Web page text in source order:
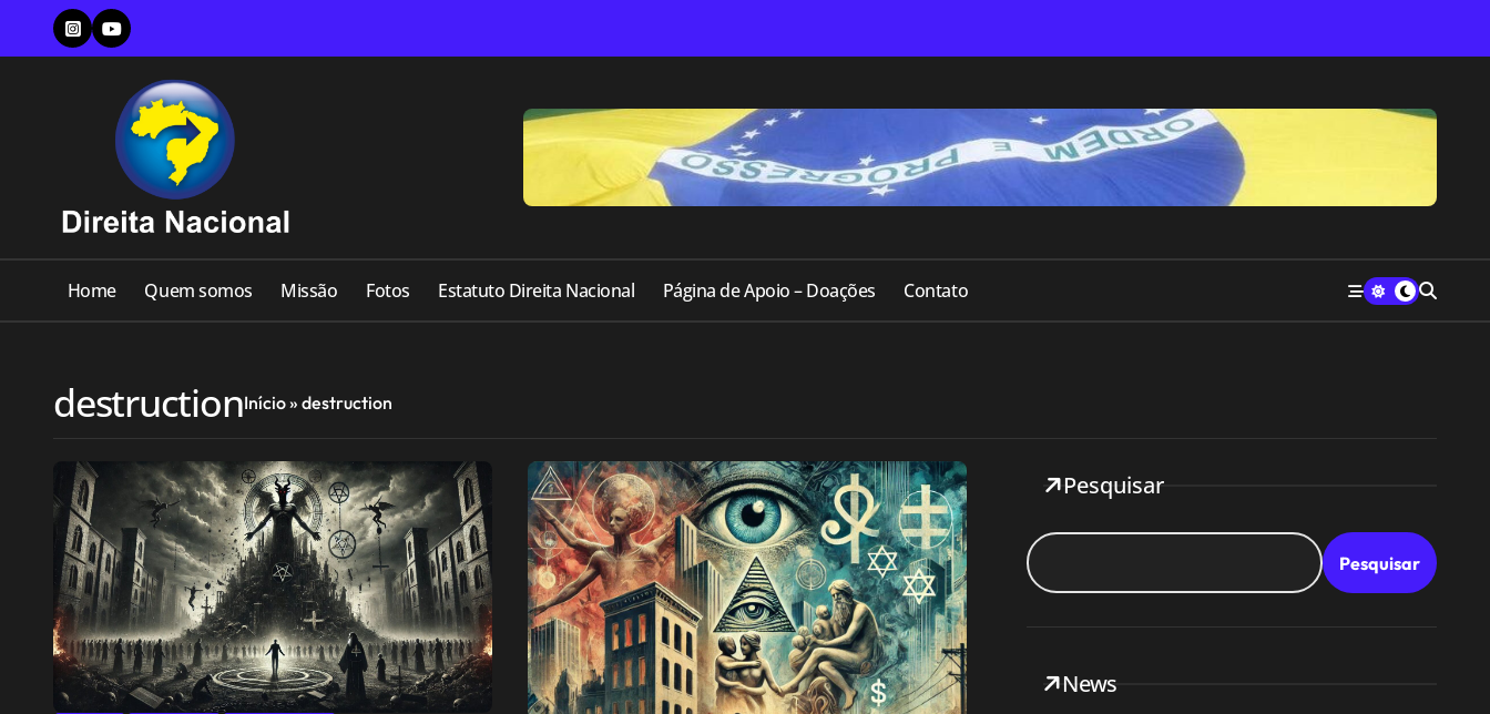
content
Home Quem somos Missão Fotos Estatuto Direita Nacional Página de Apoio – Doações Contato
destructionInício» destruction
Pesquisar
Pesquisar
News